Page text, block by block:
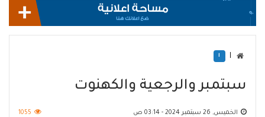
ا
سبتمبر والرجعية والكهنوت
الخميس, 26 سبتمبر 2024 - 03:14 ص 1055